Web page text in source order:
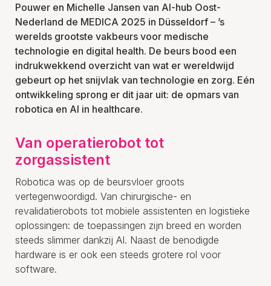
Pouwer en Michelle Jansen van AI-hub Oost-
Nederland de MEDICA 2025 in Düsseldorf – ’s
werelds grootste vakbeurs voor medische
technologie en digital health. De beurs bood een
indrukwekkend overzicht van wat er wereldwijd
gebeurt op het snijvlak van technologie en zorg. Eén
ontwikkeling sprong er dit jaar uit: de opmars van
robotica en AI in healthcare.
Van operatierobot tot
zorgassistent
Robotica was op de beursvloer groots
vertegenwoordigd. Van chirurgische- en
revalidatierobots tot mobiele assistenten en logistieke
oplossingen: de toepassingen zijn breed en worden
steeds slimmer dankzij AI. Naast de benodigde
hardware is er ook een steeds grotere rol voor
software.